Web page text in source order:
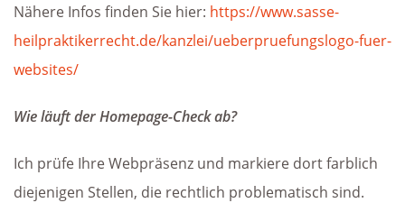
Nähere Infos finden Sie hier: https://www.sasse-
heilpraktikerrecht.de/kanzlei/ueberpruefungslogo-fuer-
websites/
Wie läuft der Homepage-Check ab?
Ich prüfe Ihre Webpräsenz und markiere dort farblich
diejenigen Stellen, die rechtlich problematisch sind.